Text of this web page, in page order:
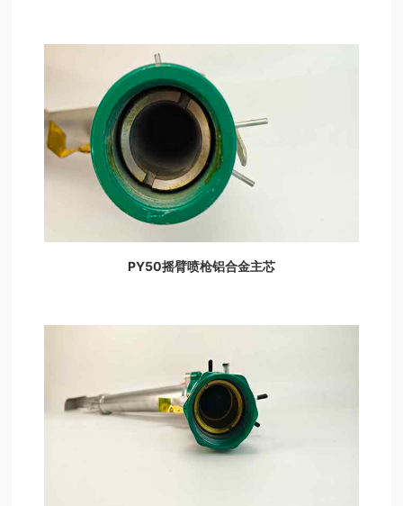
PY50摇臂喷枪铝合金主芯